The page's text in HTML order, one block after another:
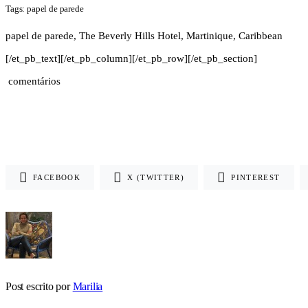
Tags: papel de parede
papel de parede, The Beverly Hills Hotel, Martinique, Caribbean
[/et_pb_text][/et_pb_column][/et_pb_row][/et_pb_section]
comentários
FACEBOOK X (TWITTER) PINTEREST
Post escrito por Marilia